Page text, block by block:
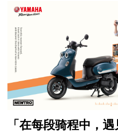
「在每段骑程中，